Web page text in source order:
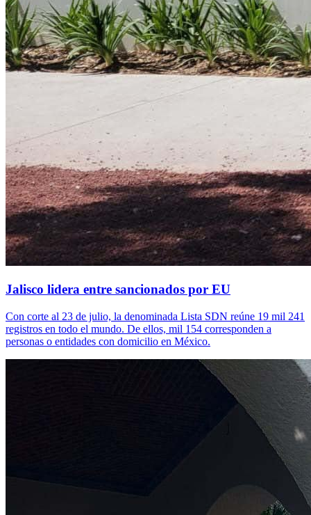
Jalisco lidera entre sancionados por EU
Con corte al 23 de julio, la denominada Lista SDN reúne 19 mil 241
registros en todo el mundo. De ellos, mil 154 corresponden a
personas o entidades con domicilio en México.